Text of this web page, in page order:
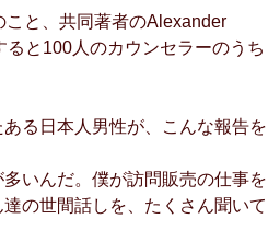
こと、共同著者のAlexander
と100人のカウンセラーのうち
る日本人男性が、こんな報告を
いんだ。僕が訪問販売の仕事を
の世間話しを、たくさん聞いて